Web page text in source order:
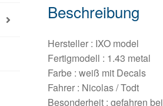
Beschreibung
Hersteller : IXO model
Fertigmodell : 1.43 metal
Farbe : weiß mit Decals
Fahrer : Nicolas / Todt
Besonderheit : gefahren bei